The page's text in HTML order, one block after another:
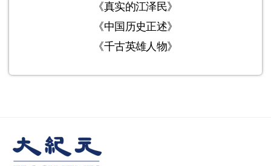
《真实的江泽民》
《中国历史正述》
《千古英雄人物》